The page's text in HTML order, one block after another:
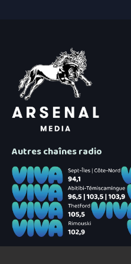
Autres chaînes radio